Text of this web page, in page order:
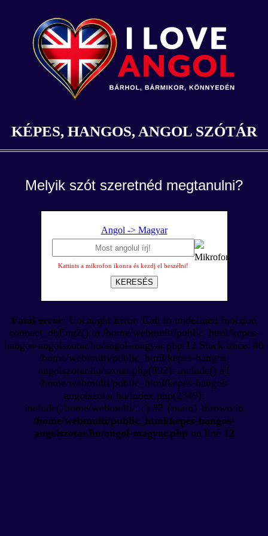
KÉPES, HANGOS, ANGOL SZÓTÁR
Melyik szót szeretnéd megtanulni?
Angol -> Magyar
Kattints a mikrofon ikonra és kezdj el beszélni!
KERESÉS
Fatal error: Uncaught Error: Call to undefined function
connect_dbEng2() in /home/webmulti/public_html/kepes-
hangos-angolszotar.hu/angol-magyar.php:12 Stack trace: #0
/home/webmulti/public_html/kepes-hangos-
angolszotar.hu/szotar.php(892): include() #1
/home/webmulti/public_html/kepes-hangos-
angolszotar.hu/index.php(2349):
include('/home/webmulti/...') #2 {main} thrown in
/home/webmulti/public_html/kepes-hangos-
angolszotar.hu/angol-magyar.php on line 12